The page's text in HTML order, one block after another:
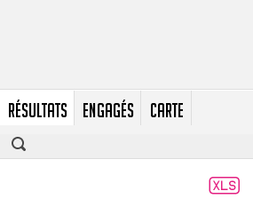
RÉSULTATS ENGAGÉS CARTE